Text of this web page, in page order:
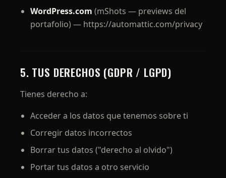
WordPress.com (mShots — previews del
portafolio) — https://automattic.com/privacy
5. TUS DERECHOS (GDPR / LGPD)
Tienes derecho a:
Acceder a los datos que tenemos sobre ti
Corregir datos incorrectos
Borrar tus datos ("derecho al olvido")
Portar tus datos a otro servicio